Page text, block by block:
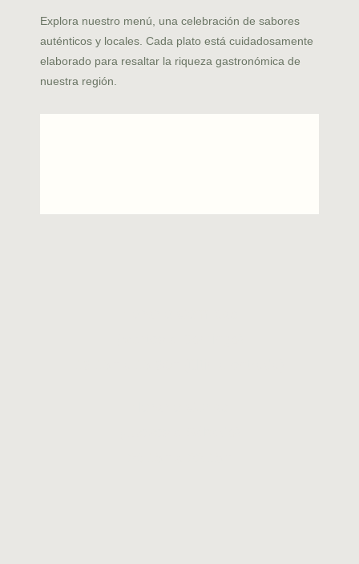
Explora nuestro menú, una celebración de sabores
auténticos y locales. Cada plato está cuidadosamente
elaborado para resaltar la riqueza gastronómica de
nuestra región.